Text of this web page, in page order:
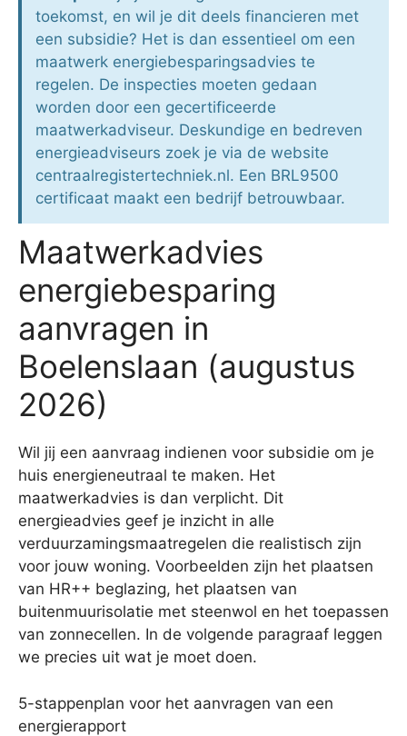
toekomst, en wil je dit deels financieren met
een subsidie? Het is dan essentieel om een
maatwerk energiebesparingsadvies te
regelen. De inspecties moeten gedaan
worden door een gecertificeerde
maatwerkadviseur. Deskundige en bedreven
energieadviseurs zoek je via de website
centraalregistertechniek.nl. Een BRL9500
certificaat maakt een bedrijf betrouwbaar.
Maatwerkadvies
energiebesparing
aanvragen in
Boelenslaan (augustus
2026)
Wil jij een aanvraag indienen voor subsidie om je
huis energieneutraal te maken. Het
maatwerkadvies is dan verplicht. Dit
energieadvies geef je inzicht in alle
verduurzamingsmaatregelen die realistisch zijn
voor jouw woning. Voorbeelden zijn het plaatsen
van HR++ beglazing, het plaatsen van
buitenmuurisolatie met steenwol en het toepassen
van zonnecellen. In de volgende paragraaf leggen
we precies uit wat je moet doen.
5-stappenplan voor het aanvragen van een
energierapport